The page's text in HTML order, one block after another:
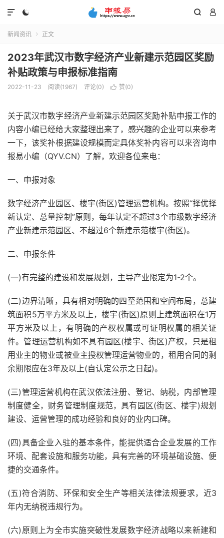
  

新闻资讯  正文
2023年武汉市数字经济产业新建示范园区奖励
补贴政策与申报标准指南
2022-11-23 阅读(1967) 评论(0)  赞(0)
关于武汉市数字经济产业新建示范园区奖励补贴申报工作的
内容小编已经给大家整理出来了，感兴趣的企业可以来参考
一下，该奖补根据建设规模而定具体奖补内容可以来咨询申
报易小编（QYV.CN）了解，欢迎各位来电：
一、申报对象
数字经济产业园区、楼宇(街区)管理运营机构。按照“择优择
新认定、总量控制”原则，每年认定不超过3个市级数字经济
产业新建示范园区、不超过6个新建示范楼宇(街区)。
二、申报条件
(一)有完整的建设和发展规划，主导产业限定为1-2个。
(二)边界清晰，具有相对明确的四至范围和空间布局，总建
筑面积5万平方米及以上，楼宇(街区)原则上建筑面积在1万
平方米及以上，有明确的产权权属或可证明权属的相关证
件。管理运营机构如不具有园区(楼宇、街区)产权，只是租
用业主的物业或被业主授权管理运营物业的，租用合同的剩
余期限应在3年及以上(自认定公示之日起)。
(三)管理运营机构在武汉依法注册、登记、纳税，内部管理
制度健全，财务管理制度规范，具有园区(街区、楼宇)规划
建设、运营管理的成功经验和良好的业内口碑。
(四)具备企业入驻的基本条件，能提供适合企业发展的工作
环境、配套设施和服务功能，具有完善的环境基础设施、便
捷的交通条件。
(五)符合消防、环保和安全生产等相关法律法规要求，近3
年内无纳税违规行为。
(六)原则上为全市实施突破性发展数字经济战略以来新建和